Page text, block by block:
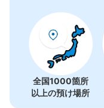
全国1000箇所
以上の預け場所